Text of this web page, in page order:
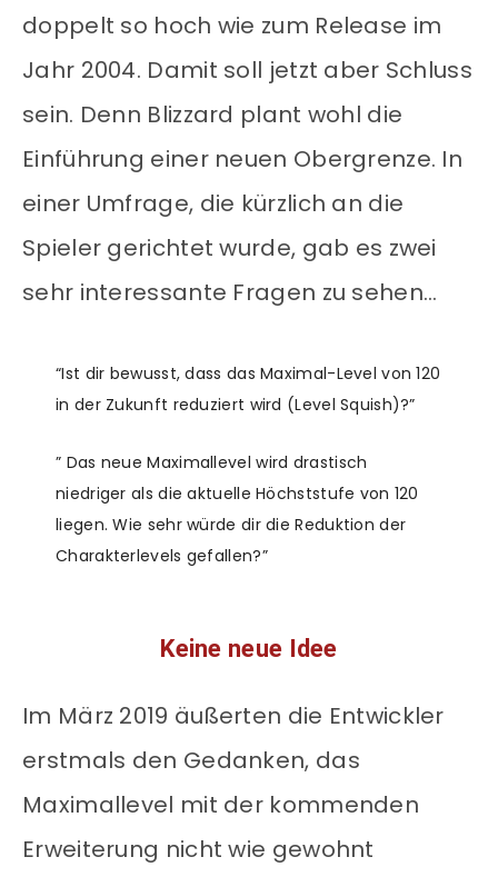
doppelt so hoch wie zum Release im
Jahr 2004. Damit soll jetzt aber Schluss
sein. Denn Blizzard plant wohl die
Einführung einer neuen Obergrenze. In
einer Umfrage, die kürzlich an die
Spieler gerichtet wurde, gab es zwei
sehr interessante Fragen zu sehen…
“Ist dir bewusst, dass das Maximal-Level von 120
in der Zukunft reduziert wird (Level Squish)?”
” Das neue Maximallevel wird drastisch
niedriger als die aktuelle Höchststufe von 120
liegen. Wie sehr würde dir die Reduktion der
Charakterlevels gefallen?”
Keine neue Idee
Im März 2019 äußerten die Entwickler
erstmals den Gedanken, das
Maximallevel mit der kommenden
Erweiterung nicht wie gewohnt